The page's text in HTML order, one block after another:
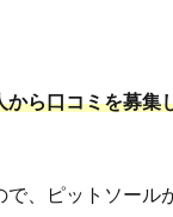
から口コミを募集
、ピットソール